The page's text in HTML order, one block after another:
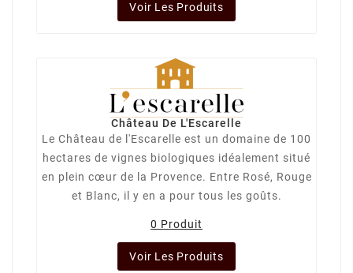
Voir Les Produits
Château De L'Escarelle
Le Château de l'Escarelle est un domaine de 100
hectares de vignes biologiques idéalement situé
en plein cœur de la Provence. Entre Rosé, Rouge
et Blanc, il y en a pour tous les goûts.
0 Produit
Voir Les Produits